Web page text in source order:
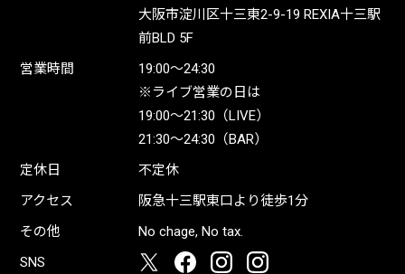
大阪市淀川区十三東2-9-19 REXIA十三駅
前BLD 5F
営業時間
19:00〜24:30
※ライブ営業の日は
19:00〜21:30（LIVE）
21:30〜24:30（BAR）
定休日
不定休
アクセス
阪急十三駅東口より徒歩1分
その他
No chage, No tax.
SNS